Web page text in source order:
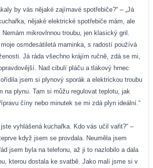
by vás nějaké zajímavé spotřebiče?“ – „Já
nějaké elektrické spotřebiče mám, ale
mikrovlnnou troubu, jen klasický gril.
osmdesátiletá maminka, s radostí používá
Já ráda všechno krájím ručně, zdá se mi,
Nad cibulí pláču a tlakový hrnec
jsem si plynový sporák a elektrickou troubu
na plynu. Tam si můžu regulovat teplotu, jak
číny nebo minutek se mi zdá plyn ideální.“
jste vyhlášená kuchařka. Kdo vás učil vařit?“ –
teprve když jsem se provdala. Neuměla jsem
jsem byla na telefonu, až ji to nazlobilo a dala
kterou dostala ke svatbě. Jako malí jsme si v